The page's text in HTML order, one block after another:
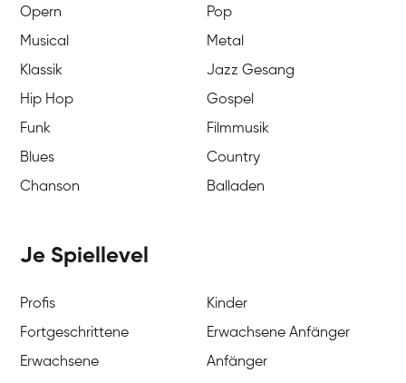
Opern
Pop
Musical
Metal
Klassik
Jazz Gesang
Hip Hop
Gospel
Funk
Filmmusik
Blues
Country
Chanson
Balladen
Je Spiellevel
Profis
Kinder
Fortgeschrittene
Erwachsene Anfänger
Erwachsene
Anfänger